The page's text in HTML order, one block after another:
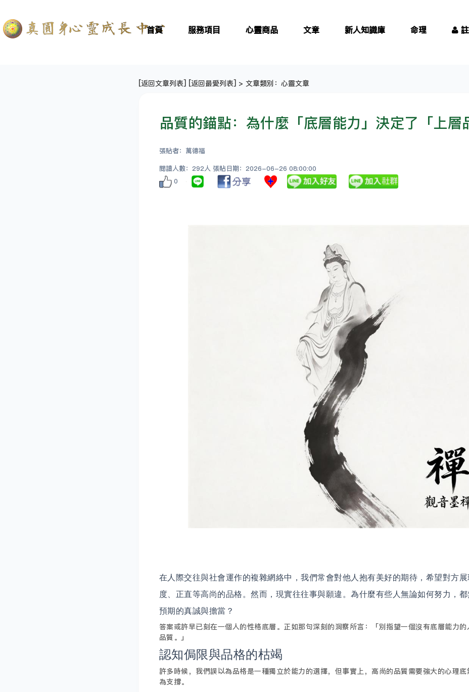
首頁 服務項目 心靈商品 文章 新人知識庫 命理
[返回文章列表] [返回最愛列表] > 文章類別：心靈文章
品質的錨點：為什麼「底層能力」決定了「上層
張貼者：萬德福
閱讀人數：292人 張貼日期：2026-06-26 08:00:00
0
在人際交往與社會運作的複雜網絡中，我們常會對他人抱有美好的期待，希望對方
度、正直等高尚的品格。然而，現實往往事與願違。為什麼有些人無論如何努力，
預期的真誠與擔當？
答案或許早已刻在一個人的性格底層。正如那句深刻的洞察所言：「別指望一個沒有底層能力
品質。」
認知侷限與品格的枯竭
許多時候，我們誤以為品格是一種獨立於能力的選擇，但事實上，高尚的品質需要強大的心理
為支撐。